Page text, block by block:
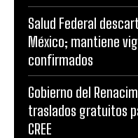
Salud Federal
México; mantiene
confirmados
Gobierno del
traslados gratuitos
CREE